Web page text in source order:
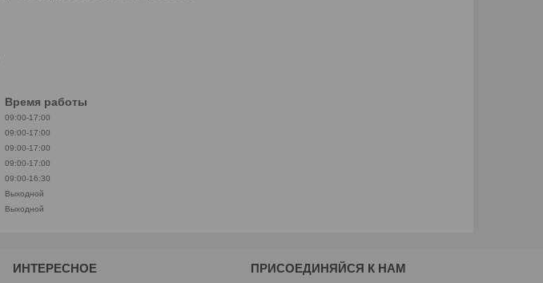
Время работы
09:00-17:00
09:00-17:00
09:00-17:00
09:00-17:00
09:00-16:30
Выходной
Выходной
ИНТЕРЕСНОЕ ПРИСОЕДИНЯЙСЯ К НАМ